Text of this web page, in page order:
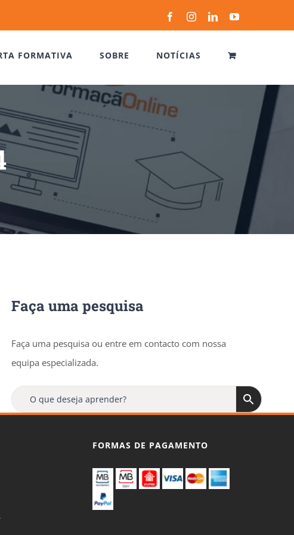
FacebookInstagramLinkedInYouTube
FORMATIVA SOBRE NOTÍCIAS
Faça uma pesquisa
Faça uma pesquisa ou entre em contacto com nossa
equipa especializada.
FORMAS DE PAGAMENTO